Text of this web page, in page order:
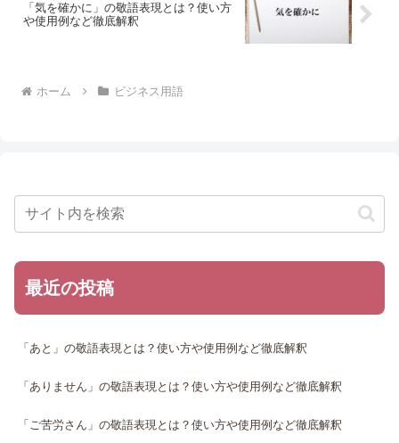
「気を確かに」の敬語表現とは？使い方
や使用例など徹底解釈
ホーム ビジネス用語
最近の投稿
「あと」の敬語表現とは？使い方や使用例など徹底解釈
「ありません」の敬語表現とは？使い方や使用例など徹底解釈
「ご苦労さん」の敬語表現とは？使い方や使用例など徹底解釈